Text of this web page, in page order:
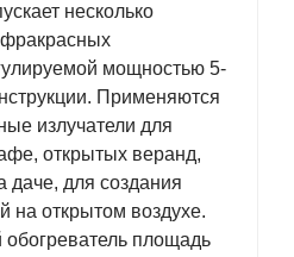
несколько
мощностью 5-
Применяются
излучатели для
открытых веранд,
даче, для создания
на открытом воздухе.
обогреватель площадь